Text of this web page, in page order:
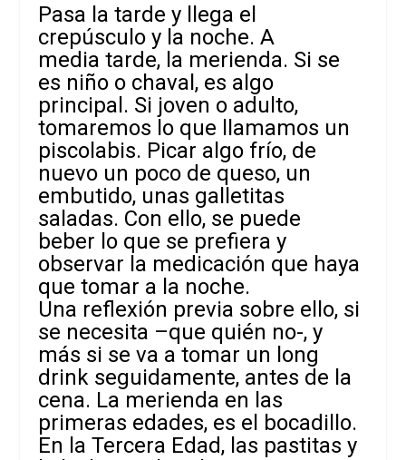
Pasa la tarde y llega el
crepúsculo y la noche. A
media tarde, la merienda. Si se
es niño o chaval, es algo
principal. Si joven o adulto,
tomaremos lo que llamamos un
piscolabis. Picar algo frío, de
nuevo un poco de queso, un
embutido, unas galletitas
saladas. Con ello, se puede
beber lo que se prefiera y
observar la medicación que haya
que tomar a la noche.
Una reflexión previa sobre ello, si
se necesita –que quién no-, y
más si se va a tomar un long
drink seguidamente, antes de la
cena. La merienda en las
primeras edades, es el bocadillo.
En la Tercera Edad, las pastitas y